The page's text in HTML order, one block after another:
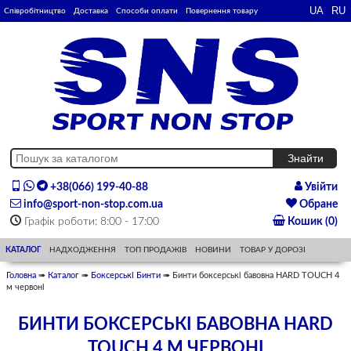
Співробітництво Доставка Способи оплати Повернення товару
+38(066) 199-40-88
info@sport-non-stop.com.ua
Графік роботи: 8:00 - 17:00
Увійти
Обране
Кошик (0)
КАТАЛОГ НАДХОДЖЕННЯ ТОП ПРОДАЖІВ НОВИНИ ТОВАР У ДОРОЗІ
Головна ➠ Каталог ➠ Боксерські Бинти ➠ Бинти боксерські бавовна HARD TOUCH 4
м червоні
БИНТИ БОКСЕРСЬКІ БАВОВНА HARD